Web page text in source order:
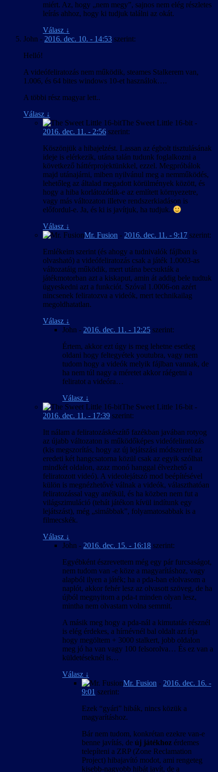
miért. Az, hogy „nem megy”, sajnos nem elég részletes
leírás ahhoz, hogy ki tudjuk találni az okát.
Válasz ↓
John - 2016. dec. 10. - 14:53 szerint:
Helló!
A videófeliratozás nem működik, steames Stalkerem van,
1.006, és 64 bites windows 10-et használok….
A többi rész magyar lett..
Válasz ↓
The Sweet Little 16-bit -
2016. dec. 11. - 2:56 szerint:
Köszönjük a hibajelzést. Lassan az égbolt tisztulásának
ideje is elérkezik, utána talán tudunk foglalkozni a
következő háttérprojektünkkel, ezzel. Megpróbálok
majd utánajárni, miben nyilvánul meg a nemműködés,
lehetőleg az általad megadott körülmények között, és
hogy a hiba korlátozódik-e az említett környezetre,
vagy más változaton illetve rendszerkiadáson is
előfordul-e. Ja, és ki is javítjuk, ha tudjuk.
Válasz ↓
Mr. Fusion - 2016. dec. 11. - 9:17 szerint:
Emlékeim szerint (és ahogy a tudnivalók fájlban is
olvasható) a videófeliratozás csak a játék 1.0003-as
változatáig működik, mert utána becsukták a
játékmotorban azt a kiskaput, amin át addig bele tudtuk
ügyeskedni azt a funkciót. Szóval 1.0006-on azért
nincsenek feliratozva a videók, mert technikailag
megoldhatatlan.
Válasz ↓
John - 2016. dec. 11. - 12:25 szerint:
Értem, akkor ezt úgy is meg lehetne esetleg
oldani hogy feltegyétek youtubra, vagy nem
tudom hogy a videók melyik fájlban vannak, de
ha nem túl nagy a méretet akkor ráégetni a
feliratot a videóra…
Válasz ↓
The Sweet Little 16-bit -
2016. dec. 11. - 17:39 szerint:
Itt nálam a feliratozáskészítő fazékban javában rotyog
az újabb változaton is működőképes videófeliratozás
(kis megszorítás, hogy az új lejátszási módszerrel az
eredeti két hangcsatorna közül csak az egyik szólhat
mindkét oldalon, azaz monó hanggal élvezhető a
feliratozott videó). A videolejátszó mod beépítésével
külön is megnézhetővé válnak a videók, választhatóan
feliratozással vagy anélkül, és ha közben nem fut a
világszimuláció (tehát játékon kívül indítunk egy
lejátszást), még „simábbak”, folyamatosabbak is a
filmecskék.
Válasz ↓
John - 2016. dec. 15. - 16:18 szerint:
Egyébként észrevettem még egy pár furcsaságot,
nem tudom van -e köze a magyarításhoz, vagy
alapból ilyen a játék; ha a pda-ban elolvasom a
naplót, akkor fehér lesz az olvasott szöveg, de ha
újból megnyitom a pda-t minden olyan lesz,
mintha nem olvastam volna semmit.
A másik meg hogy a pda-nál a kimutatás résznél
is elég érdekes, a hírnévnél bal oldalt azt írja
hogy megöltem + 3000 stalkert, jobb oldalon
meg jó ha van vagy 100 felsorolva… És ez van a
küldetéseknél is…
Válasz ↓
Mr. Fusion - 2016. dec. 16. -
9:01 szerint:
Ezek “gyári” hibák, nincs közük a
magyarításhoz.
Bár nem tudom, konkrétan ezekre van-e
benne javítás, de új játékhoz érdemes
telepíteni a ZRP (Zone Reclamation
Project) hibajavító modot, ami rengeteg
kisebb-nagyobb hibát javít, de a